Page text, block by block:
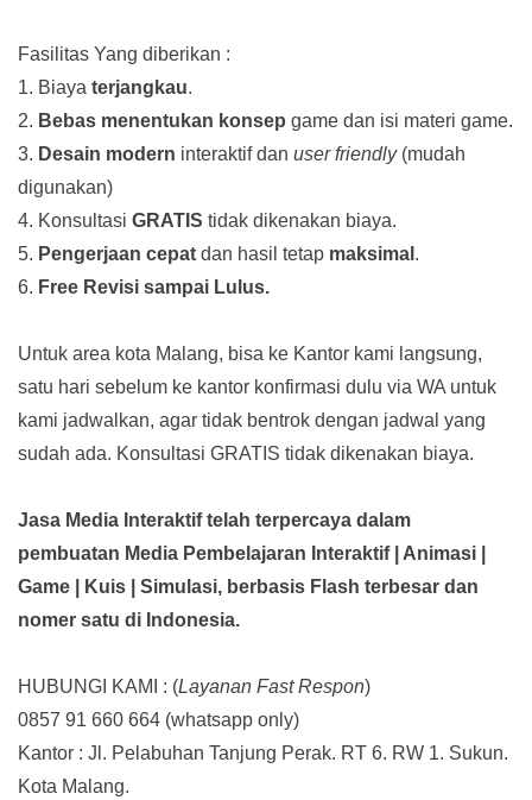
Fasilitas Yang diberikan :
1. Biaya terjangkau.
2. Bebas menentukan konsep game dan isi materi game.
3. Desain modern interaktif dan user friendly(mudah
digunakan)
4. Konsultasi GRATIS tidak dikenakan biaya.
5. Pengerjaan cepat dan hasil tetap maksimal .
6. Free Revisi sampai Lulus.
Untuk area kota Malang, bisa ke Kantor kami langsung,
satu hari sebelum ke kantor konfirmasi dulu via WA untuk
kami jadwalkan, agar tidak bentrok dengan jadwal yang
sudah ada. Konsultasi GRATIS tidak dikenakan biaya.
Jasa Media Interaktif telah terpercaya dalam
pembuatan Media Pembelajaran Interaktif| Animasi |
Game | Kuis | Simulasi, berbasis Flash terbesar dan
nomer satu di Indonesia.
HUBUNGI KAMI : (Layanan Fast Respon)
0857 91 660 664 (whatsapp only)
Kantor : Jl. Pelabuhan Tanjung Perak. RT 6. RW 1. Sukun.
Kota Malang.